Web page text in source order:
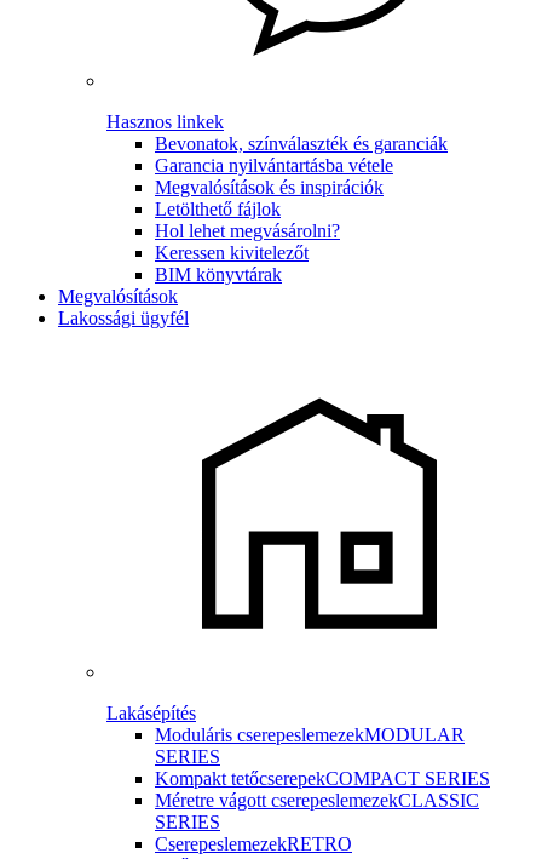
Hasznos linkek
Bevonatok, színválaszték és garanciák
Garancia nyilvántartásba vétele
Megvalósítások és inspirációk
Letölthető fájlok
Hol lehet megvásárolni?
Keressen kivitelezőt
BIM könyvtárak
Megvalósítások
Lakossági ügyfél
Lakásépítés
Moduláris cserepeslemezekMODULAR
SERIES
Kompakt tetőcserepekCOMPACT SERIES
Méretre vágott cserepeslemezekCLASSIC
SERIES
CserepeslemezekRETRO